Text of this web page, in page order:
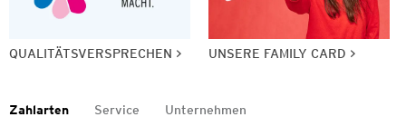
QUALITÄTSVERSPRECHEN UNSERE FAMILY CARD
Zahlarten Service Unternehmen